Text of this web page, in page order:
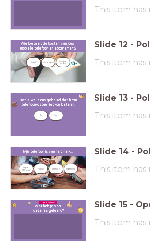
This item
Wie betaalt de kosten van jouw
mobiele telefoon en abonnement?
ikzelf mijn ouders
iemand
anders
Slide 12 -
This item
Het is wel eens gebeurd dat ik mijn
telefoonkosten niet kon betalen.
Ja Nee
Slide 13 - Poll
This item
Mijn telefoon is van het merk...
Apple
(iPhone)
Huawei Samsung ander merk
Slide 14 -
This item
Wat heb je van
deze les geleerd?
LAATSTE VRAAG Slide 15 -
This item